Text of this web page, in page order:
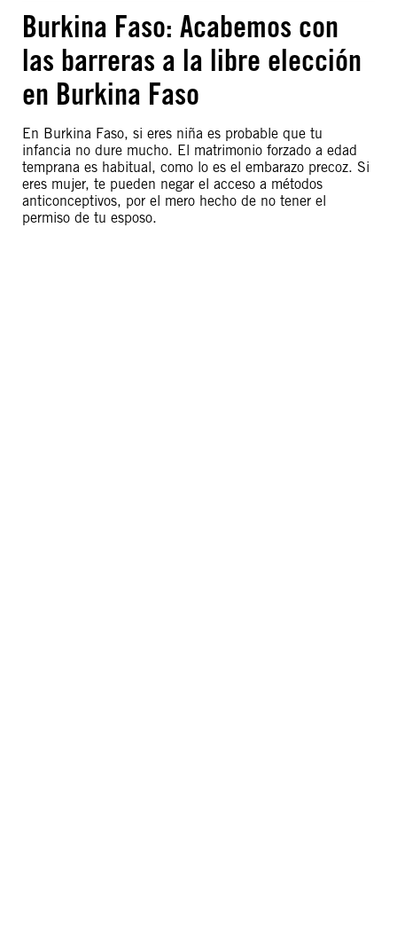
Burkina Faso: Acabemos con
las barreras a la libre elección
en Burkina Faso
En Burkina Faso, si eres niña es probable que tu
infancia no dure mucho. El matrimonio forzado a edad
temprana es habitual, como lo es el embarazo precoz. Si
eres mujer, te pueden negar el acceso a métodos
anticonceptivos, por el mero hecho de no tener el
permiso de tu esposo.